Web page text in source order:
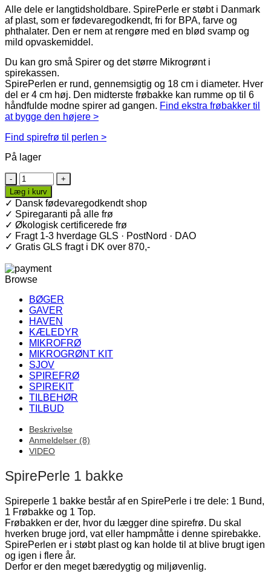
Alle dele er langtidsholdbare. SpirePerle er støbt i Danmark
af plast, som er fødevaregodkendt, fri for BPA, farve og
phthalater. Den er nem at rengøre med en blød svamp og
mild opvaskemiddel.
Du kan gro små Spirer og det større Mikrogrønt i
spirekassen.
SpirePerlen er rund, gennemsigtig og 18 cm i diameter. Hver
del er 4 cm høj. Den midterste frøbakke kan rumme op til 6
håndfulde modne spirer ad gangen. Find ekstra frøbakker til
at bygge den højere >
Find spirefrø til perlen >
På lager
SpirePerle
1
bakke
antal
Læg i kurv
✓ Dansk fødevaregodkendt shop
✓ Spiregaranti på alle frø
✓ Økologisk certificerede frø
✓ Fragt 1-3 hverdage GLS · PostNord · DAO
✓ Gratis GLS fragt i DK over 870,-
Browse
BØGER
GAVER
HAVEN
KÆLEDYR
MIKROFRØ
MIKROGRØNT KIT
SJOV
SPIREFRØ
SPIREKIT
TILBEHØR
TILBUD
Beskrivelse
Anmeldelser (8)
VIDEO
SpirePerle 1 bakke
Spireperle 1 bakke består af en SpirePerle i tre dele: 1 Bund,
1 Frøbakke og 1 Top.
Frøbakken er der, hvor du lægger dine spirefrø. Du skal
hverken bruge jord, vat eller hampmåtte i denne spirebakke.
SpirePerlen er i støbt plast og kan holde til at blive brugt igen
og igen i flere år.
Derfor er den meget bæredygtig og miljøvenlig.